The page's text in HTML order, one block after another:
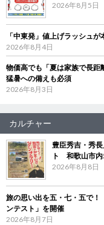
2026年8月5日
「中東発」値上げラッシュ
2026年8月4日
物価高でも「夏は家族で長
猛暑への備えも必須
2026年8月3日
カルチャー
豊臣秀吉・秀
ト 和歌山市内
2026年8月8日
旅の思い出を五・七・五で
ンテスト」を開催
2026年8月7日